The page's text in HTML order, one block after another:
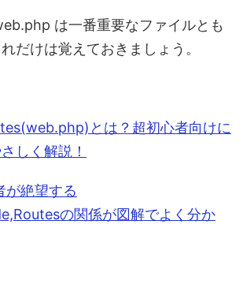
は一番重要なファイルとも
だけは覚えておきましょう。
とは？超初心者向けに
しく解説！
が絶望する
の関係が図解でよく分か